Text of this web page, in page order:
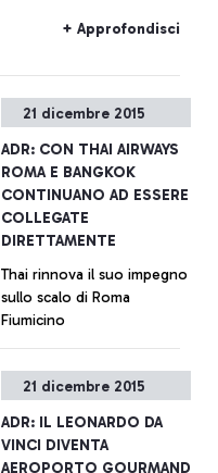
+ Approfondisci
21 dicembre 2015
ADR: CON THAI AIRWAYS
ROMA E BANGKOK
CONTINUANO AD ESSERE
COLLEGATE
DIRETTAMENTE
Thai rinnova il suo impegno
sullo scalo di Roma
Fiumicino
+ Approfondisci
21 dicembre 2015
ADR: IL LEONARDO DA
VINCI DIVENTA
AEROPORTO GOURMAND